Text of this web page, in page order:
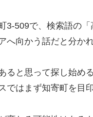
3-509で、検索語の
へ向かう話だと分か
ると思って探し始め
ではまず知寄町を目